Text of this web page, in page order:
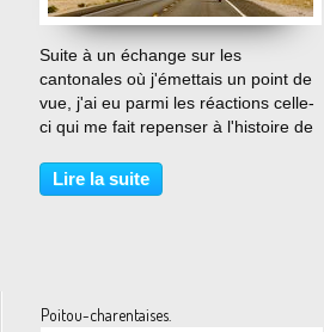
…
Suite à un échange sur les
cantonales où j'émettais un point de
vue, j'ai eu parmi les réactions celle-
ci qui me fait repenser à l'histoire de
vos contacts écolo-citoyens".
Comme je me sens davantage
Lire la suite
Poitou-charentaises.